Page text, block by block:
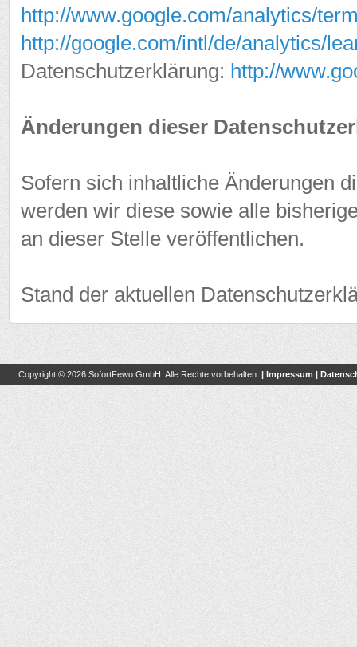
http://www.google.com/analytics/
http://google.com/intl/de/analytics/
Datenschutzerklärung: http://
Änderungen dieser
Sofern sich inhaltliche Änderungen
werden wir diese sowie alle
an dieser Stelle veröffentlichen.
Stand der aktuellen
Copyright © 2026 SofortFewo GmbH. Alle Rechte vorbehalten. | Impressum |